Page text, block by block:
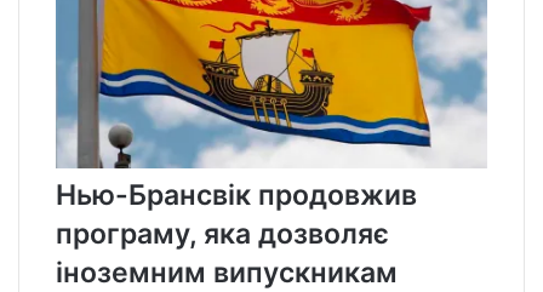
Нью-Брансвік продовжив
програму, яка дозволяє
іноземним випускникам